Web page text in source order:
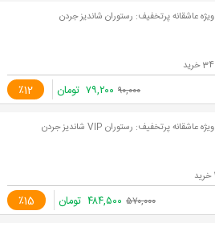
ویژه عاشقانه پرتخفیف: رستوران شاندیز جردن
٪12 ۹۰,۰۰۰ ۷۹,۲۰۰ تومان
ویژه عاشقانه پرتخفیف: رستوران VIP شاندیز جردن
٪15 ۵۷۰,۰۰۰ ۴۸۴,۵۰۰ تومان